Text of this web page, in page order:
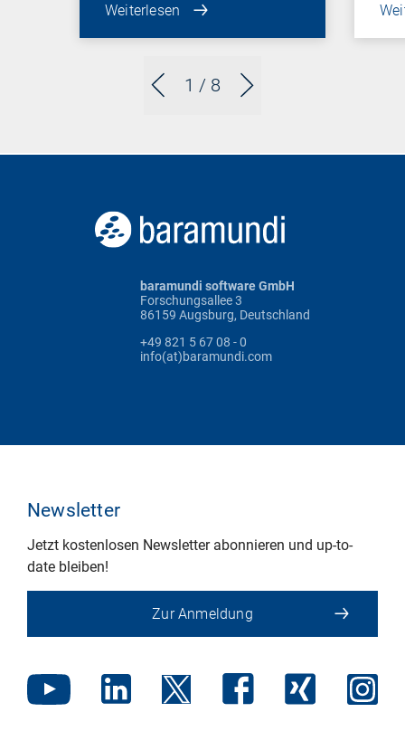
1 / 8
Weiterlesen
baramundi software GmbH
Forschungsallee 3
86159 Augsburg, Deutschland
+49 821 5 67 08 - 0
info(at)baramundi.com
Newsletter
Jetzt kostenlosen Newsletter abonnieren und up-to-
date bleiben!
Zur Anmeldung